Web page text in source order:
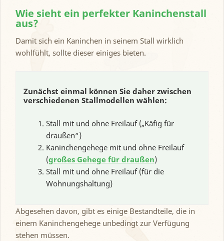
Wie sieht ein perfekter Kaninchenstall
aus?
Damit sich ein Kaninchen in seinem Stall wirklich
wohlfühlt, sollte dieser einiges bieten.
Zunächst einmal können Sie daher zwischen
verschiedenen Stallmodellen wählen:
Stall mit und ohne Freilauf („Käfig für
draußen“)
Kaninchengehege mit und ohne Freilauf
(großes Gehege für draußen)
Stall mit und ohne Freilauf (für die
Wohnungshaltung)
Abgesehen davon, gibt es einige Bestandteile, die in
einem Kaninchengehege unbedingt zur Verfügung
stehen müssen.